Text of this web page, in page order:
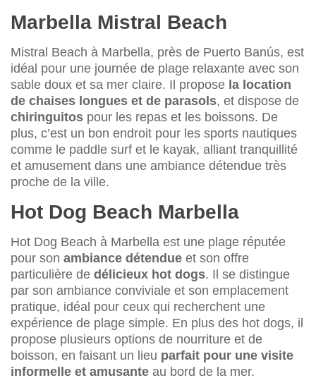
Marbella Mistral Beach
Mistral Beach à Marbella, près de Puerto Banús, est
idéal pour une journée de plage relaxante avec son
sable doux et sa mer claire. Il propose la location
de chaises longues et de parasols, et dispose de
chiringuitos pour les repas et les boissons. De
plus, c’est un bon endroit pour les sports nautiques
comme le paddle surf et le kayak, alliant tranquillité
et amusement dans une ambiance détendue très
proche de la ville.
Hot Dog Beach Marbella
Hot Dog Beach à Marbella est une plage réputée
pour son ambiance détendue et son offre
particulière de délicieux hot dogs. Il se distingue
par son ambiance conviviale et son emplacement
pratique, idéal pour ceux qui recherchent une
expérience de plage simple. En plus des hot dogs, il
propose plusieurs options de nourriture et de
boisson, en faisant un lieu parfait pour une visite
informelle et amusante au bord de la mer.